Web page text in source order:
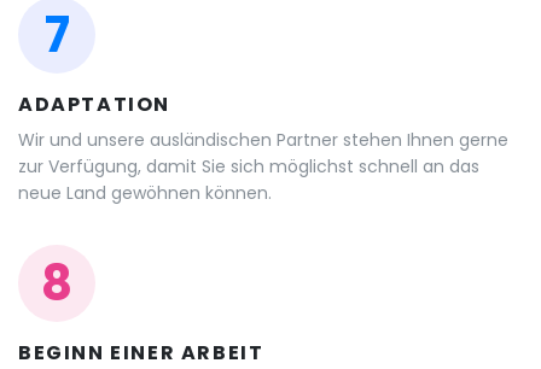
7
ADAPTATION
Wir und unsere ausländischen Partner stehen Ihnen gerne
zur Verfügung, damit Sie sich möglichst schnell an das
neue Land gewöhnen können.
8
BEGINN EINER ARBEIT